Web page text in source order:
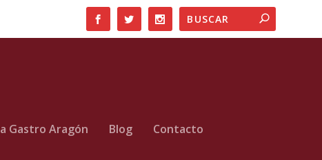
Gastro Aragón Blog Contacto